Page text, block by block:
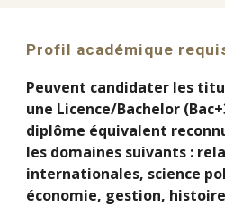
Profil académique
Peuvent candidater les
une Licence/Bachelor
diplôme équivalent
les domaines suivants :
internationales, science
économie, gestion,